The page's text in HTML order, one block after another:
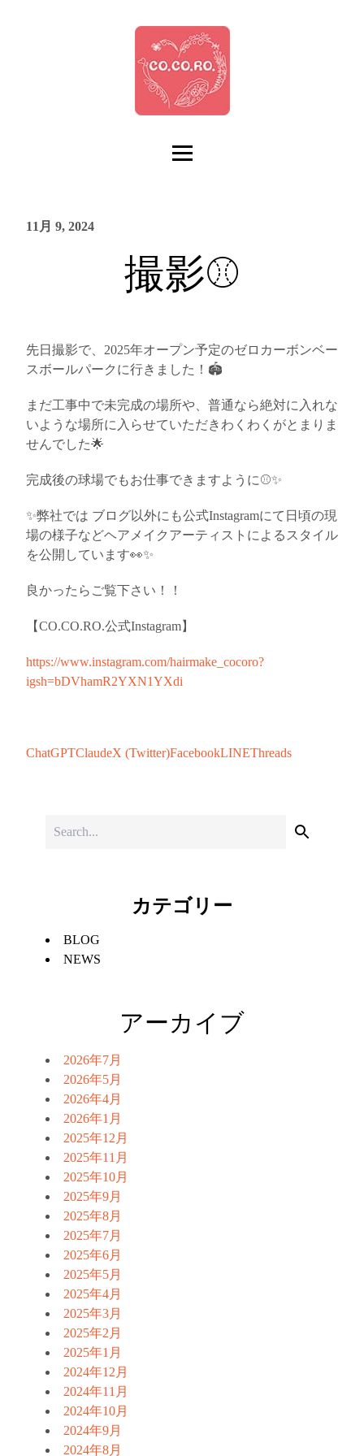
11月 9, 2024
撮影⚾️
先日撮影で、2025年オープン予定のゼロカーボンベー
スボールパークに行きました！🏟️
まだ工事中で未完成の場所や、普通なら絶対に入れな
いような場所に入らせていただきわくわくがとまりま
せんでした🌟
完成後の球場でもお仕事できますように⚾️✨
✨弊社では ブログ以外にも公式Instagramにて日頃の現
場の様子などヘアメイクアーティストによるスタイル
を公開しています👀✨
良かったらご覧下さい！！
【CO.CO.RO.公式Instagram】
https://www.instagram.com/hairmake_cocoro?
igsh=bDVhamR2YXN1YXdi
ChatGPTClaudeX (Twitter)FacebookLINEThreads
カテゴリー
BLOG
NEWS
アーカイブ
2026年7月
2026年5月
2026年4月
2026年1月
2025年12月
2025年11月
2025年10月
2025年9月
2025年8月
2025年7月
2025年6月
2025年5月
2025年4月
2025年3月
2025年2月
2025年1月
2024年12月
2024年11月
2024年10月
2024年9月
2024年8月